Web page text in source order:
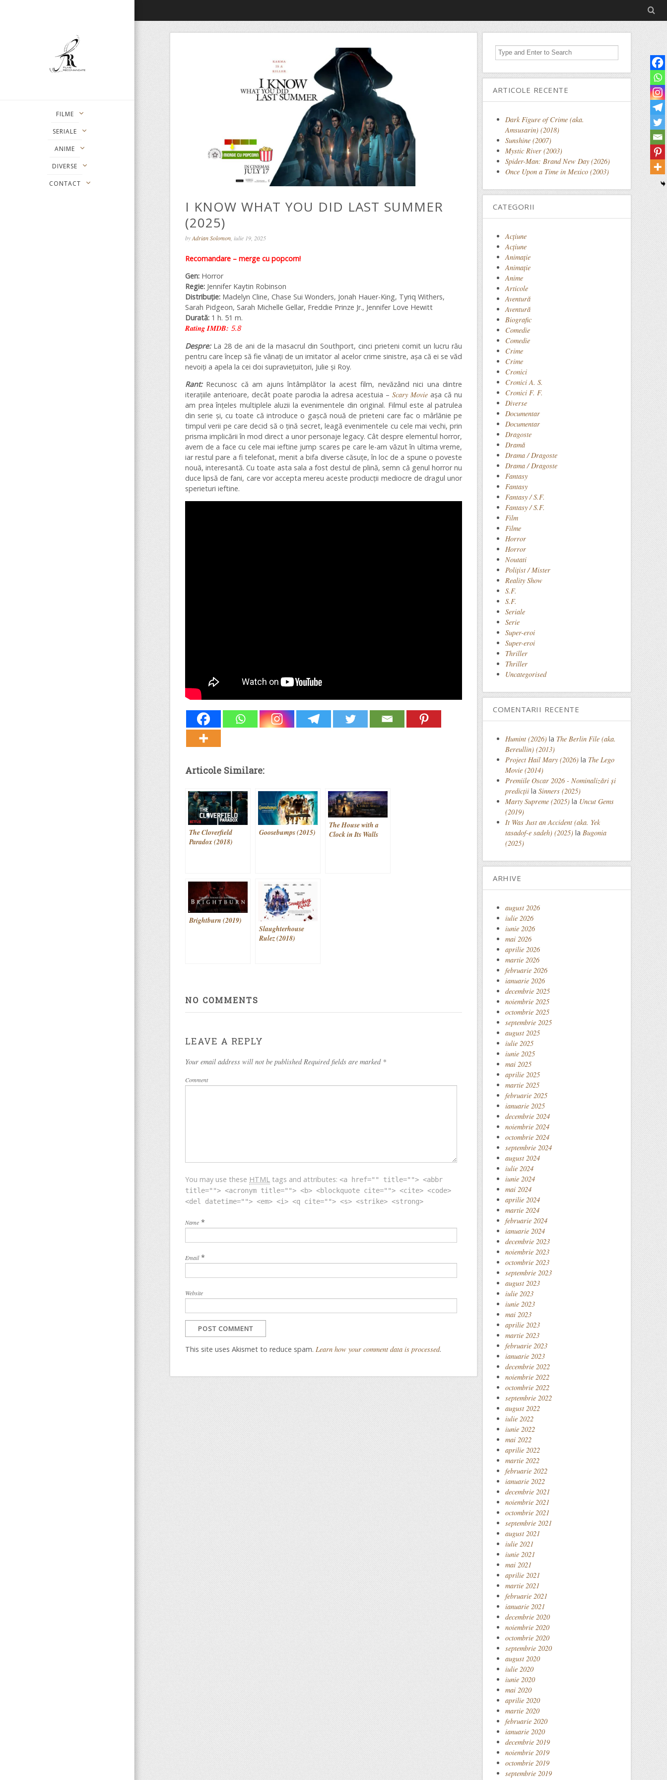
FILME
SERIALE
ANIME
DIVERSE
CONTACT
I KNOW WHAT YOU DID LAST SUMMER
(2025)
byAdrian Solomon , iulie 19, 2025
Recomandare – merge cu popcorn!
Gen: Horror
Regie: Jennifer Kaytin Robinson
Distribuție: Madelyn Cline, Chase Sui Wonders, Jonah Hauer-King, Tyriq Withers,
Sarah Pidgeon, Sarah Michelle Gellar, Freddie Prinze Jr., Jennifer Love Hewitt
Durată: 1 h. 51 m.
Rating IMDB: 5.8
Despre:La 28 de ani de la masacrul din Southport, cinci prieteni comit un lucru rău
pentru care încep să fie vânați de un imitator al acelor crime sinistre, așa că ei se văd
nevoiți a apela la cei doi supraviețuitori, Julie și Roy.
Rant: Recunosc că am ajuns întâmplător la acest film, nevăzând nici una dintre
iterațiile anterioare, decât poate parodia la adresa acestuia – Scary Movie așa că nu
am prea înțeles multiplele aluzii la evenimentele din original. Filmul este al patrulea
din serie și, cu toate că introduce o gașcă nouă de prieteni care fac o mârlănie pe
timpul verii pe care decid să o țină secret, leagă evenimentele cu cele mai vechi, prin
prisma implicării în mod direct a unor personaje legacy. Cât despre elementul horror,
avem de a face cu cele mai ieftine jump scares pe care le-am văzut în ultima vreme,
iar restul pare a fi telefonat, menit a bifa diverse căsuțe, în loc de a spune o poveste
nouă, interesantă. Cu toate asta sala a fost destul de plină, semn că genul horror nu
duce lipsă de fani, care vor accepta mereu aceste producții mediocre de dragul unor
sperieturi ieftine.
Articole Similare:
The Cloverfield
Paradox (2018)
Goosebumps (2015)
The House with a
Clock in Its Walls
Brightburn (2019)
Slaughterhouse
Rulez (2018)
NO COMMENTS
LEAVE A REPLY
Your email address will not be published Required fields are marked *
Comment
You may use these HTML tags and attributes: <a href="" title=""> <abbr
title=""> <acronym title=""> <b> <blockquote cite=""> <cite> <code>
<del datetime=""> <em> <i> <q cite=""> <s> <strike> <strong>
Name *
Email *
Website
This site uses Akismet to reduce spam. Learn how your comment data is processed.
ARTICOLE RECENTE
Dark Figure of Crime (aka.
Amsusarin) (2018)
Sunshine (2007)
Mystic River (2003)
Spider-Man: Brand New Day (2026)
Once Upon a Time in Mexico (2003)
CATEGORII
Acţiune
Acțiune
Animaţie
Animație
Anime
Articole
Aventură
Aventură
Biografic
Comedie
Comedie
Crime
Crime
Cronici
Cronici A. S.
Cronici F. F.
Diverse
Documentar
Documentar
Dragoste
Dramă
Drama / Dragoste
Drama / Dragoste
Fantasy
Fantasy
Fantasy / S.F.
Fantasy / S.F.
Film
Filme
Horror
Horror
Noutati
Polițist / Mister
Reality Show
S.F.
S.F.
Seriale
Serie
Super-eroi
Super-eroi
Thriller
Thriller
Uncategorised
COMENTARII RECENTE
Humint (2026) la The Berlin File (aka.
Bereullin) (2013)
Project Hail Mary (2026) la The Lego
Movie (2014)
Premiile Oscar 2026 - Nominalizări și
predicții la Sinners (2025)
Marty Supreme (2025) la Uncut Gems
(2019)
It Was Just an Accident (aka. Yek
tasadof-e sadeh) (2025) la Bugonia
(2025)
ARHIVE
august 2026
iulie 2026
iunie 2026
mai 2026
aprilie 2026
martie 2026
februarie 2026
ianuarie 2026
decembrie 2025
noiembrie 2025
octombrie 2025
septembrie 2025
august 2025
iulie 2025
iunie 2025
mai 2025
aprilie 2025
martie 2025
februarie 2025
ianuarie 2025
decembrie 2024
noiembrie 2024
octombrie 2024
septembrie 2024
august 2024
iulie 2024
iunie 2024
mai 2024
aprilie 2024
martie 2024
februarie 2024
ianuarie 2024
decembrie 2023
noiembrie 2023
octombrie 2023
septembrie 2023
august 2023
iulie 2023
iunie 2023
mai 2023
aprilie 2023
martie 2023
februarie 2023
ianuarie 2023
decembrie 2022
noiembrie 2022
octombrie 2022
septembrie 2022
august 2022
iulie 2022
iunie 2022
mai 2022
aprilie 2022
martie 2022
februarie 2022
ianuarie 2022
decembrie 2021
noiembrie 2021
octombrie 2021
septembrie 2021
august 2021
iulie 2021
iunie 2021
mai 2021
aprilie 2021
martie 2021
februarie 2021
ianuarie 2021
decembrie 2020
noiembrie 2020
octombrie 2020
septembrie 2020
august 2020
iulie 2020
iunie 2020
mai 2020
aprilie 2020
martie 2020
februarie 2020
ianuarie 2020
decembrie 2019
noiembrie 2019
octombrie 2019
septembrie 2019